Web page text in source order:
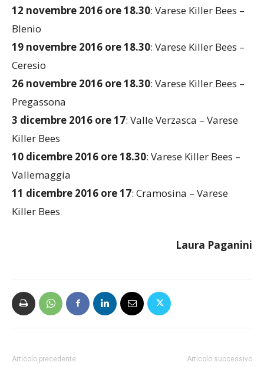
12 novembre 2016 ore 18.30: Varese Killer Bees –
Blenio
19 novembre 2016 ore 18.30: Varese Killer Bees –
Ceresio
26 novembre 2016 ore 18.30: Varese Killer Bees –
Pregassona
3 dicembre 2016 ore 17: Valle Verzasca – Varese
Killer Bees
10 dicembre 2016 ore 18.30: Varese Killer Bees –
Vallemaggia
11 dicembre 2016 ore 17: Cramosina – Varese
Killer Bees
Laura Paganini
Articolo precedente Articolo successivo